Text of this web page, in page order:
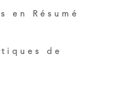
en Résumé
de